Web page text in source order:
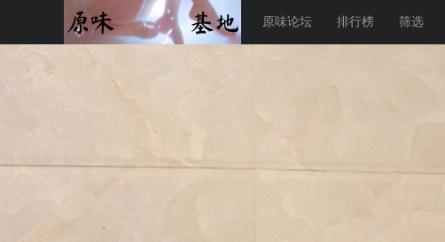
原味论坛 排行榜 筛选